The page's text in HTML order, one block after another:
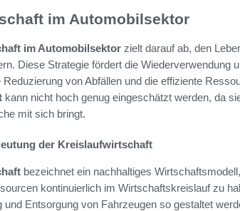
im Automobilsektor
im Automobilsektor zielt darauf ab, den
Diese Strategie fördert die Wiederverwendung
von Abfällen und die effiziente
kann nicht hoch genug eingeschätzt werden, da
mit sich bringt.
der Kreislaufwirtschaft
bezeichnet ein nachhaltiges
kontinuierlich im Wirtschaftskreislauf zu
und Entsorgung von Fahrzeugen so gestaltet